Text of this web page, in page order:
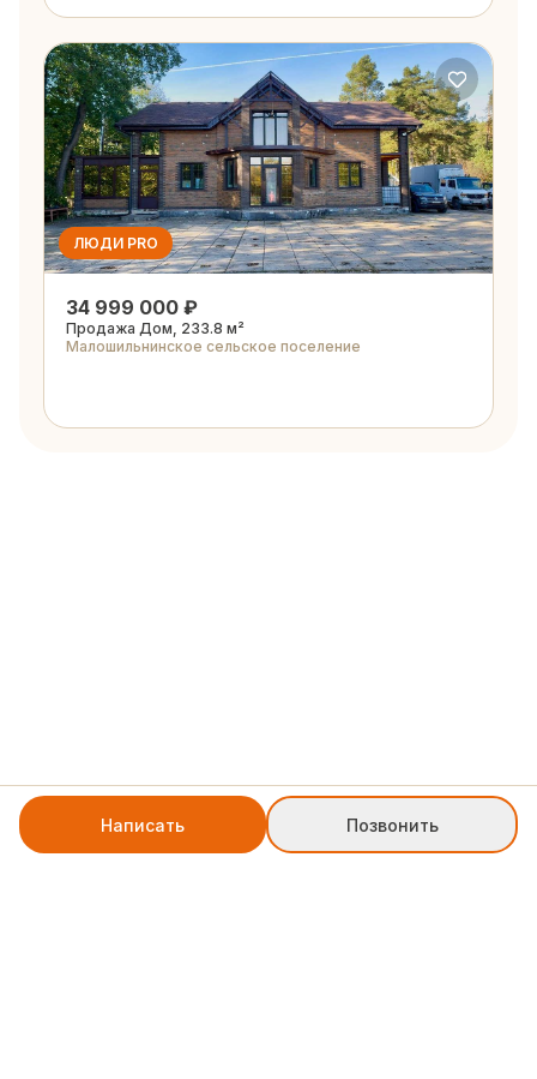
Написать Позвонить
ЛЮДИ PRO
34 999 000 ₽
Продажа Дом, 233.8 м²
Малошильнинское сельское поселение